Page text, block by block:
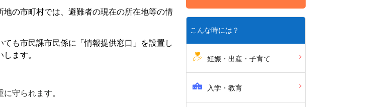
の市町村では、避難者の現在の所在地等の情
も市民課市民係に「情報提供窓口」を設置し
ます。
守られます。
こんな時には？
妊娠・出産・子育て
入学・教育